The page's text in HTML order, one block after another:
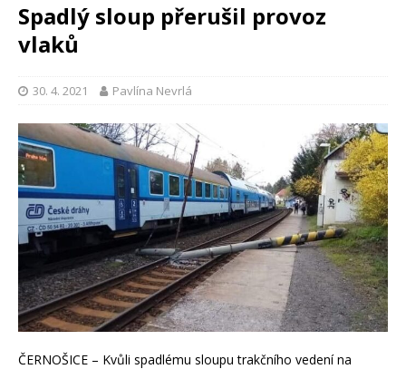
Spadlý sloup přerušil provoz
vlaků
30. 4. 2021 Pavlína Nevrlá
ČERNOŠICE – Kvůli spadlému sloupu trakčního vedení na